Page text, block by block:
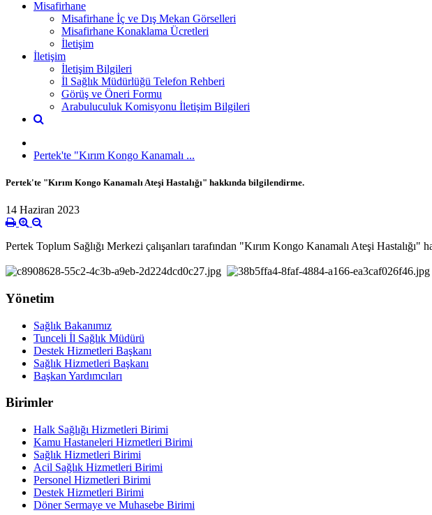
Misafirhane
Misafirhane İç ve Dış Mekan Görselleri
Misafirhane Konaklama Ücretleri
İletişim
İletişim
İletişim Bilgileri
İl Sağlık Müdürlüğü Telefon Rehberi
Görüş ve Öneri Formu
Arabuluculuk Komisyonu İletişim Bilgileri
Pertek'te "Kırım Kongo Kanamalı ...
Pertek'te "Kırım Kongo Kanamalı Ateşi Hastalığı" hakkında bilgilendirme.
14 Haziran 2023
Pertek Toplum Sağlığı Merkezi çalışanları tarafından "Kırım Kongo Kanamalı Ateşi Hastalığı"
Yönetim
Sağlık Bakanımız
Tunceli İl Sağlık Müdürü
Destek Hizmetleri Başkanı
Sağlık Hizmetleri Başkanı
Başkan Yardımcıları
Birimler
Halk Sağlığı Hizmetleri Birimi
Kamu Hastaneleri Hizmetleri Birimi
Sağlık Hizmetleri Birimi
Acil Sağlık Hizmetleri Birimi
Personel Hizmetleri Birimi
Destek Hizmetleri Birimi
Döner Sermaye ve Muhasebe Birimi